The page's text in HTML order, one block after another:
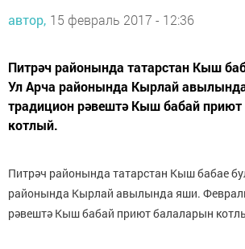
автор, 15 февраль 2017 - 12:36
Питрәч районында татарстан Кыш
Ул Арча районында Кырлай
традицион рәвештә Кыш бабай
котлый.
Питрәч районында татарстан Кыш бабае
районында Кырлай авылында яши.
рәвештә Кыш бабай приют балаларын